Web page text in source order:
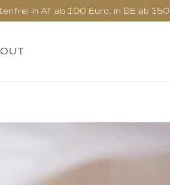
in AT ab 100 Euro, in DE ab